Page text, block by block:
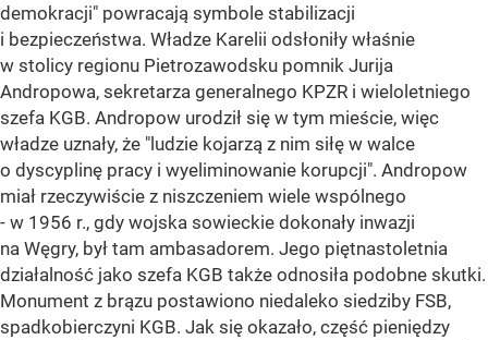
demokracji" powracają symbole stabilizacji
i bezpieczeństwa. Władze Karelii odsłoniły właśnie
w stolicy regionu Pietrozawodsku pomnik Jurija
Andropowa, sekretarza generalnego KPZR i wieloletniego
szefa KGB. Andropow urodził się w tym mieście, więc
władze uznały, że "ludzie kojarzą z nim siłę w walce
o dyscyplinę pracy i wyeliminowanie korupcji". Andropow
miał rzeczywiście z niszczeniem wiele wspólnego
- w 1956 r., gdy wojska sowieckie dokonały inwazji
na Węgry, był tam ambasadorem. Jego piętnastoletnia
działalność jako szefa KGB także odnosiła podobne skutki.
Monument z brązu postawiono niedaleko siedziby FSB,
spadkobierczyni KGB. Jak się okazało, część pieniędzy